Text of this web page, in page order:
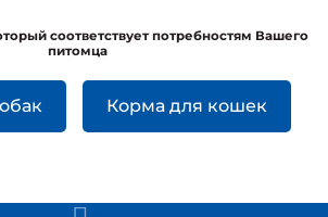
соответствует потребностям Вашего
питомца
Корма для кошек